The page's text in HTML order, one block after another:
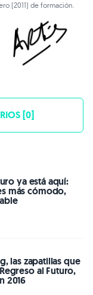
(2011) de formación.
[0]
ya está aquí:
más cómodo,
las zapatillas que
al Futuro,
2016